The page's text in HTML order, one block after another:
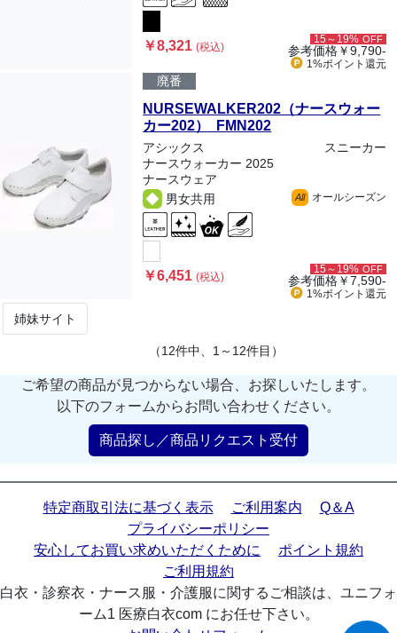
￥8,321(税込)
15～19% OFF
参考価格￥9,790-
1%ポイント 還元
廃番
NURSEWALKER202（ナースウォー
カー202） FMN202
アシックス
スニーカー
ナースウォーカー 2025
ナースウェア
男女共用
All オールシーズン
￥6,451(税込)
15～19% OFF
参考価格￥7,590-
1%ポイント 還元
姉妹サイト
（12件中、1～12件目）
ご希望の商品が見つからない場合、お探しいたします。
以下のフォームからお問い合わせください。
商品探し／商品リクエスト受付
特定商取引法に基づく表示 ご利用案内
Q＆A
プライバシーポリシー
安心してお買い求めいただくために
ポイント規約
ご利用規約
白衣・診察衣・ナース服・介護服に関するご相談は、ユニフォ
ーム1 医療白衣com にお任せ下さい。